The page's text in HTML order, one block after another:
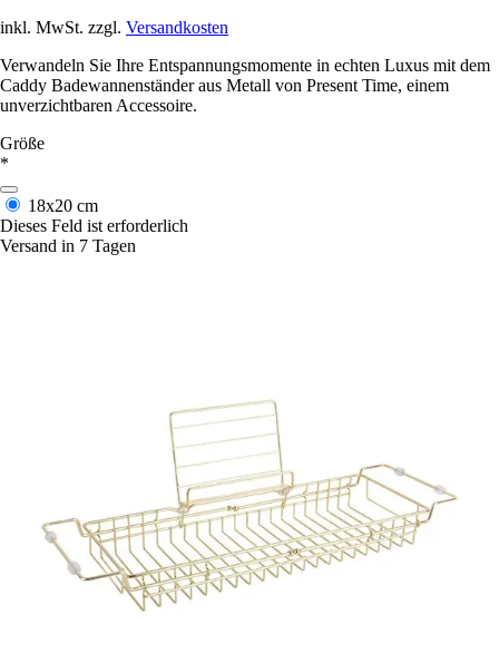
inkl. MwSt. zzgl. Versandkosten
Verwandeln Sie Ihre Entspannungsmomente in echten Luxus mit dem
Caddy Badewannenständer aus Metall von Present Time, einem
unverzichtbaren Accessoire.
Größe
*
18x20 cm
Dieses Feld ist erforderlich
Versand in 7 Tagen